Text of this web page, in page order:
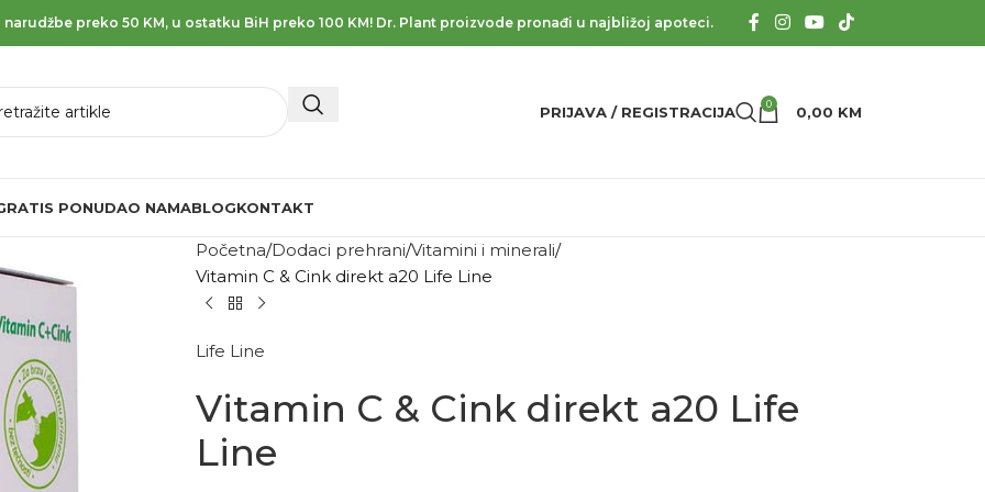
preko 50 KM, u ostatku BiH preko 100 KM! Dr. Plant proizvode pronađi u najbližoj apoteci.
PRIJAVA / REGISTRACIJA 0 0,00 KM
PONUDAO NAMABLOGKONTAKT
Početna Dodaci prehrani Vitamini i minerali
Vitamin C & Cink direkt a20 Life Line
Life Line
Vitamin C & Cink direkt a20 Life
Line